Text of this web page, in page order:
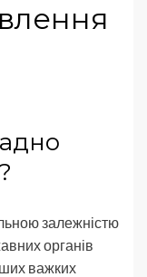
залежністю
органів
важких